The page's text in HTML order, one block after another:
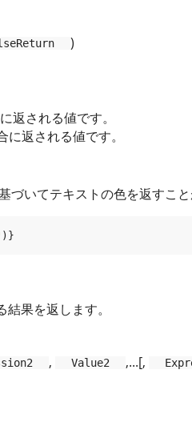
)
返される値です。
返される値です。
いてテキストの色を返すこと
果を返します。
, Value2 ,...[,